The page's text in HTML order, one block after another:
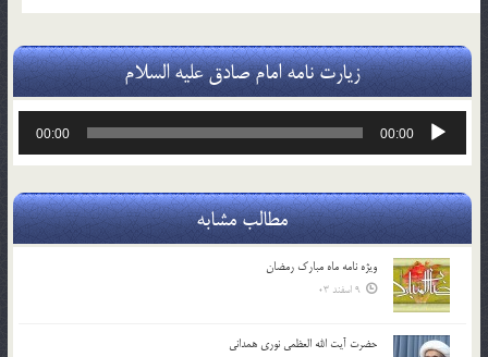
زیارت نامه امام صادق علیه السلام
پخش‌کننده
00:00
00:00
مطالب مشابه
ویژه نامه ماه مبارک رمضان
9 اسفند 03
حضرت آیت الله العظمی نوری همدانی